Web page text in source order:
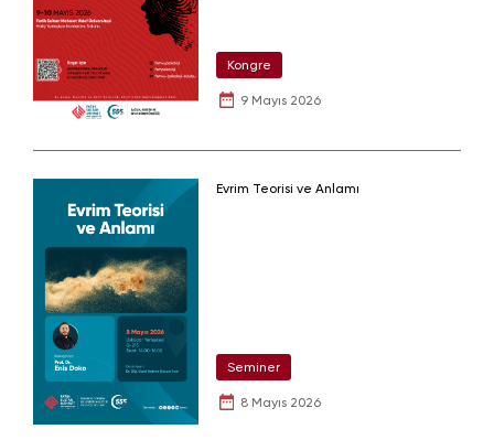
Kongre
9 Mayıs 2026
Evrim Teorisi ve Anlamı
Seminer
8 Mayıs 2026